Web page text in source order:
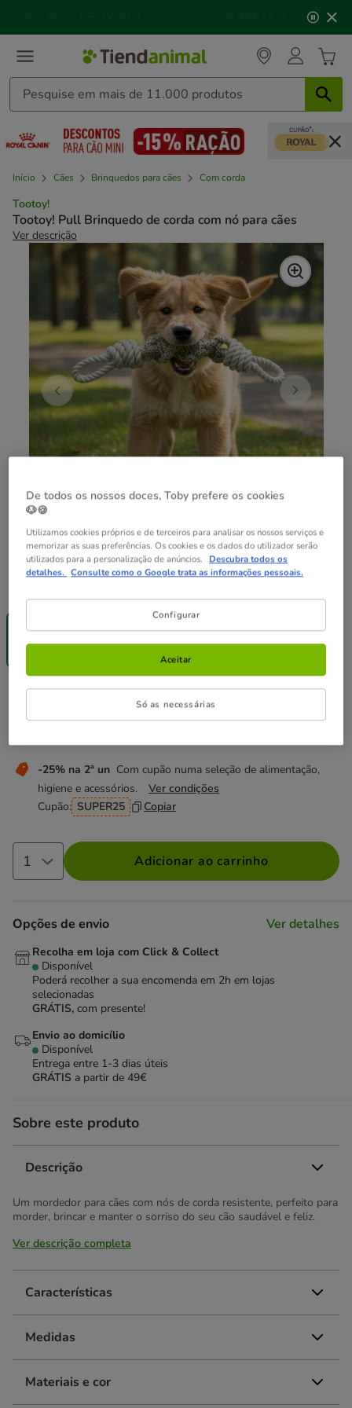
mensagem,
Início Cães Brinquedos para cães Com corda
Tootoy!
Tootoy! Pull Brinquedo de corda com nó para cães
Ver descrição
1 ud.
-25% na 2ª un Com cupão numa seleção de alimentação,
higiene e acessórios.
Ver condições
Cupão: SUPER25 Copiar
Preço 6.99€
6.99€
Adicionar ao carrinho
Opções de envio Ver detalhes
Recolha em loja com Click & Collect
Disponível
Poderá recolher a sua encomenda em 2h em lojas
selecionadas
GRÁTIS, com presente!
Envio ao domicílio
Disponível
Entrega entre 1-3 dias úteis
GRÁTIS a partir de 49€
Sobre este produto
Descrição
Um mordedor para cães com nós de corda resistente, perfeito para
morder, brincar e manter o sorriso do seu cão saudável e feliz.
Ver descrição completa
Características
Medidas
Materiais e cor
De todos os nossos doces, Toby prefere os cookies
🐶🍪
Utilizamos cookies próprios e de terceiros para analisar os nossos serviços e
memorizar as suas preferências. Os cookies e os dados do utilizador serão
utilizados para a personalização de anúncios. Descubra todos os
detalhes. Consulte como o Google trata as informações pessoais.
Configurar
Só as necessárias
Aceitar